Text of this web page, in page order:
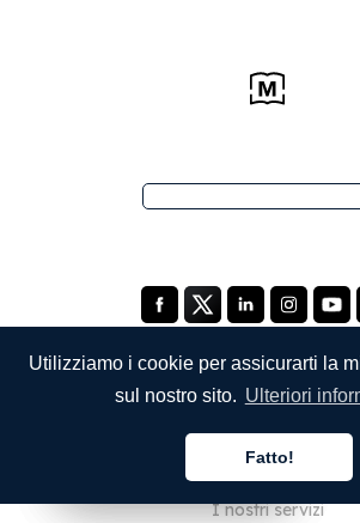
Utilizziamo i cookie per assicurarti la
sul nostro sito. Ulteriori
Fatto!
Chi siamo
I nostri servizi
Italiano
Italiano
Italiano